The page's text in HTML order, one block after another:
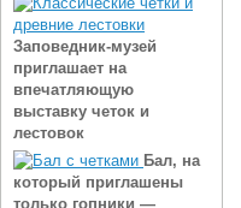
Заповедник-музей
приглашает на
впечатляющую
выставку четок и
лестовок
Бал, на
который приглашены
только гопники —